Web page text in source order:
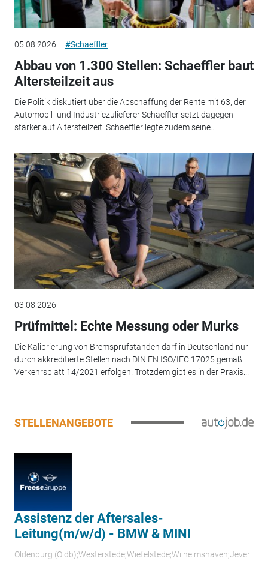
05.08.2026 #Schaeffler
Abbau von 1.300 Stellen: Schaeffler baut
Altersteilzeit aus
Die Politik diskutiert über die Abschaffung der Rente mit 63, der
Automobil- und Industriezulieferer Schaeffler setzt dagegen
stärker auf Altersteilzeit. Schaeffler legte zudem seine...
03.08.2026
Prüfmittel: Echte Messung oder Murks
Die Kalibrierung von Bremsprüfständen darf in Deutschland nur
durch akkreditierte Stellen nach DIN EN ISO/IEC 17025 gemäß
Verkehrsblatt 14/2021 erfolgen. Trotzdem gibt es in der Praxis...
STELLENANGEBOTE
Assistenz der Aftersales-
Leitung(m/w/d) - BMW & MINI
Oldenburg (Oldb);Westerstede;Wiefelstede;Wilhelmshaven;Jever